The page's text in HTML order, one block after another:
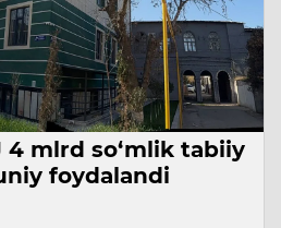
4 mlrd so‘mlik tabiiy
foydalandi